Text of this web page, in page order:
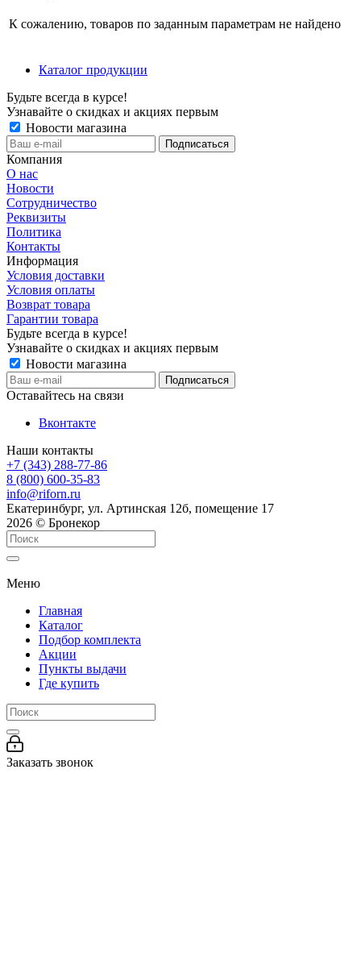
К сожалению, товаров по заданным параметрам не найдено
Каталог продукции
Будьте всегда в курсе!
Узнавайте о скидках и акциях первым
Новости магазина
Компания
О нас
Новости
Сотрудничество
Реквизиты
Политика
Контакты
Информация
Условия доставки
Условия оплаты
Возврат товара
Гарантии товара
Будьте всегда в курсе!
Узнавайте о скидках и акциях первым
Новости магазина
Оставайтесь на связи
Вконтакте
Наши контакты
+7 (343) 288-77-86
8 (800) 600-35-83
info@riforn.ru
Екатеринбург, ул. Артинская 12б, помещение 17
2026 © Бронекор
Меню
Главная
Каталог
Подбор комплекта
Акции
Пункты выдачи
Где купить
Заказать звонок